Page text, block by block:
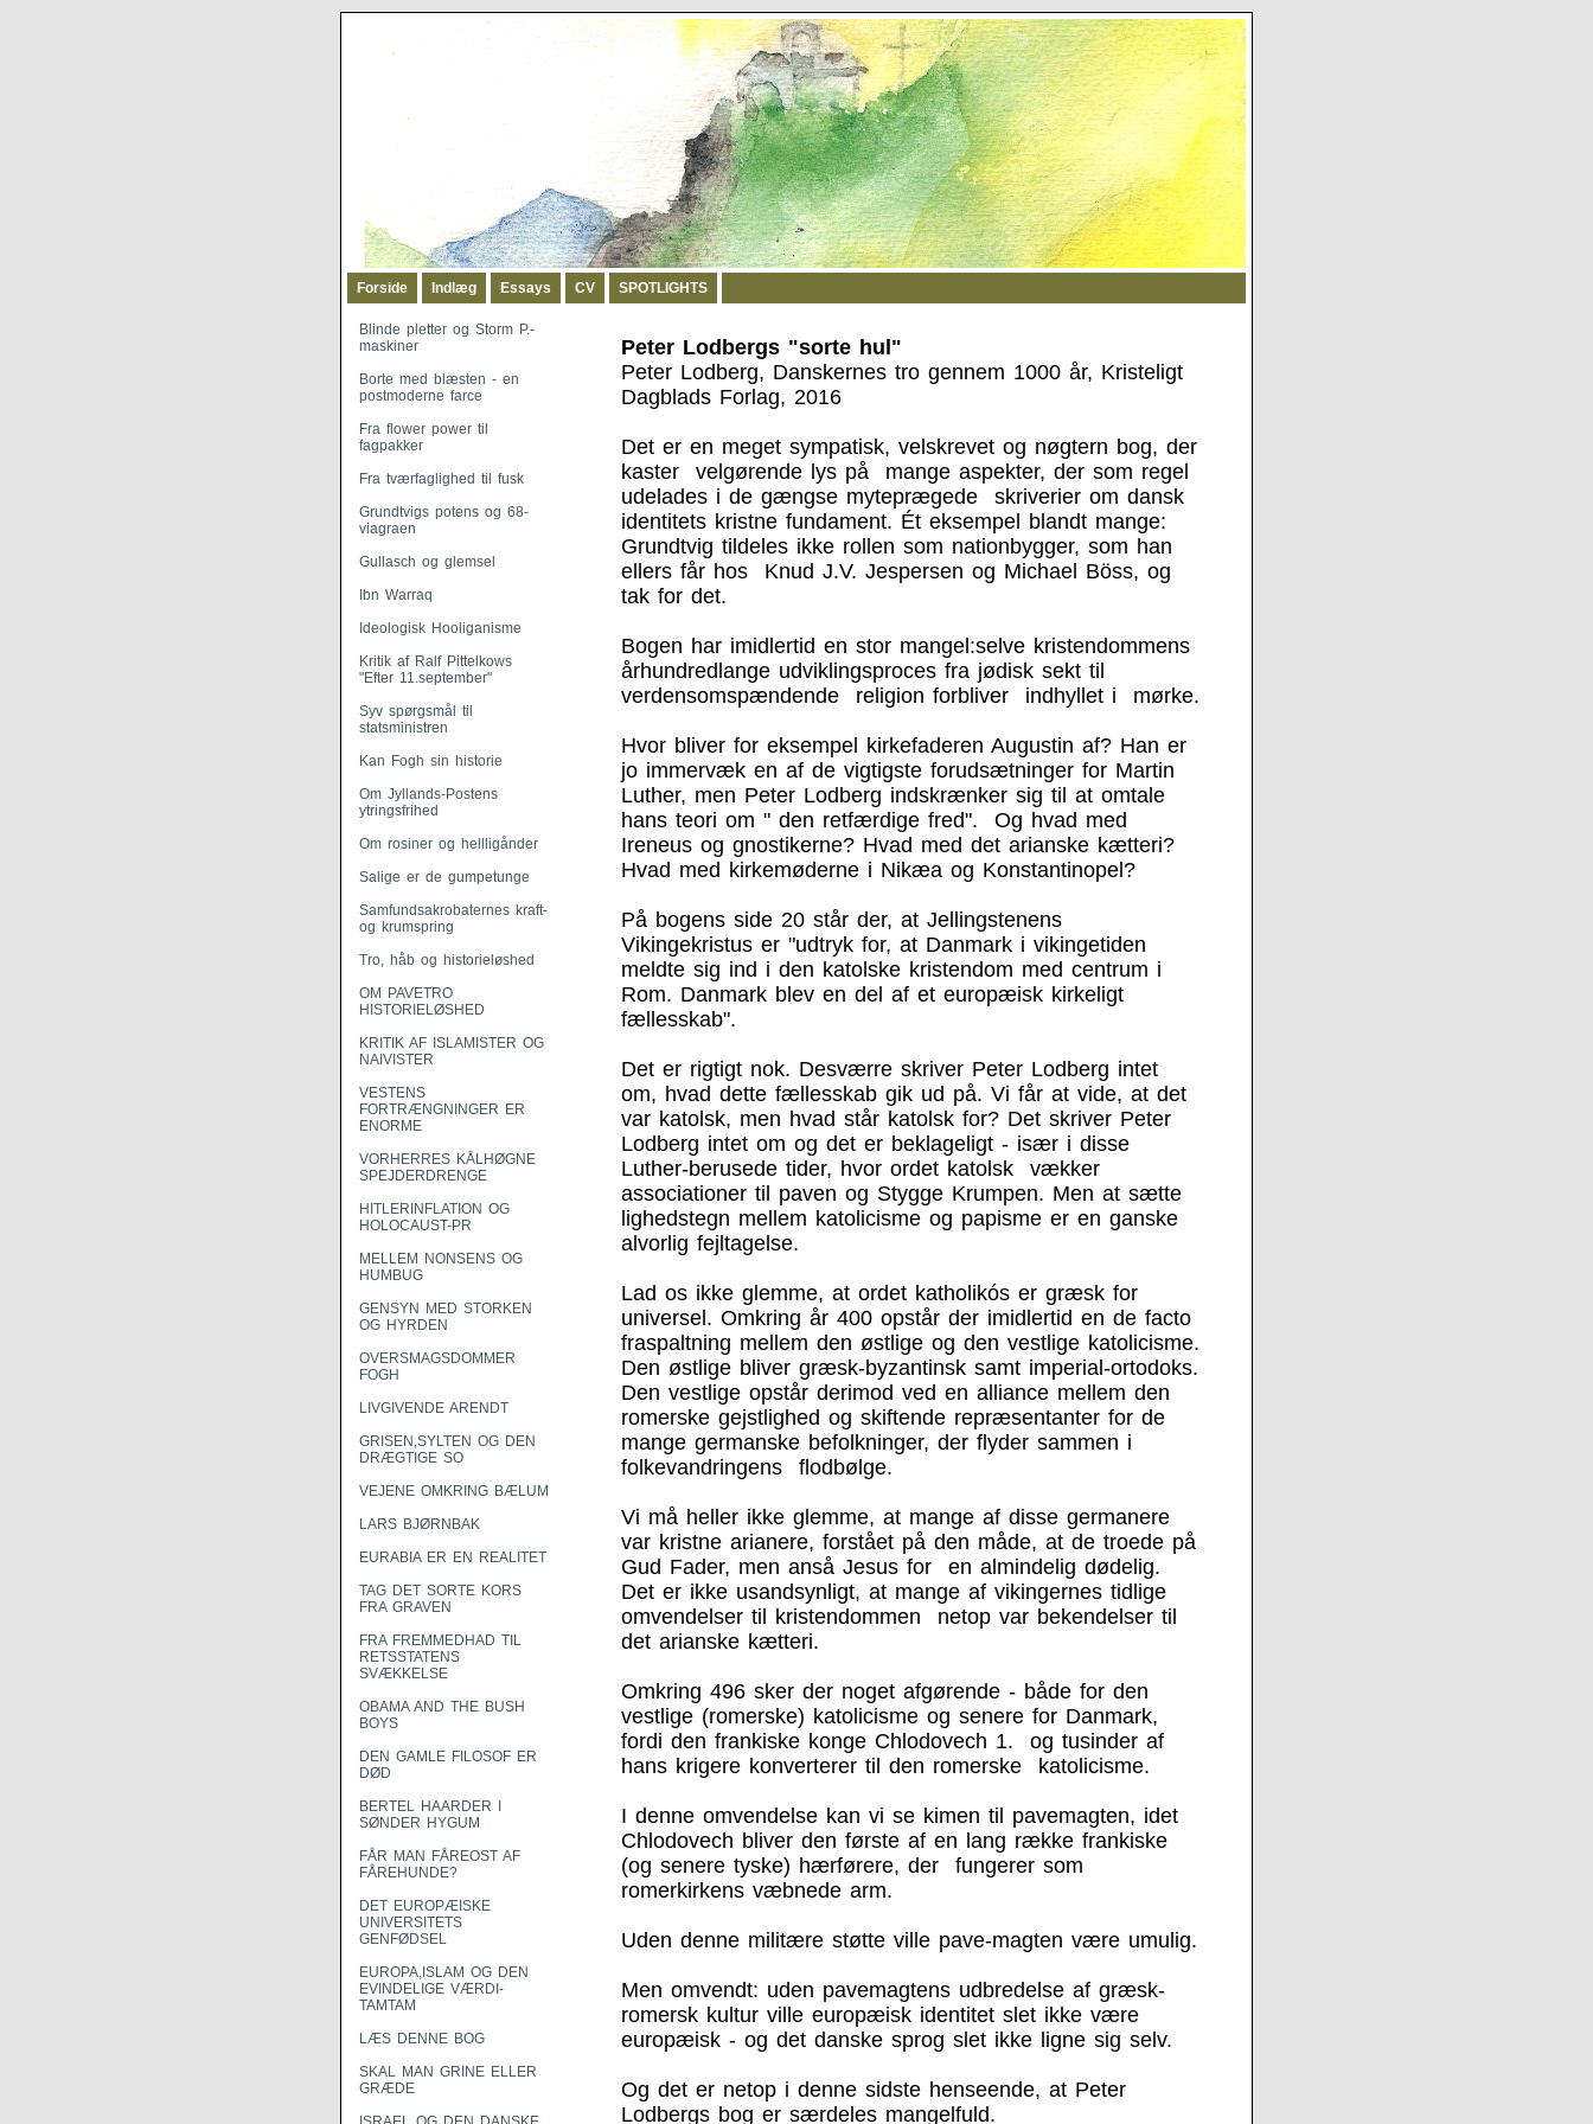
Forside Indlæg Essays CV SPOTLIGHTS
Blinde pletter og Storm P.-
maskiner
Borte med blæsten - en
postmoderne farce
Fra flower power til
fagpakker
Fra tværfaglighed til fusk
Grundtvigs potens og 68-
viagraen
Gullasch og glemsel
Ibn Warraq
Ideologisk Hooliganisme
Kritik af Ralf Pittelkows
"Efter 11.september"
Syv spørgsmål til
statsministren
Kan Fogh sin historie
Om Jyllands-Postens
ytringsfrihed
Om rosiner og hellligånder
Salige er de gumpetunge
Samfundsakrobaternes kraft-
og krumspring
Tro, håb og historieløshed
OM PAVETRO
HISTORIELØSHED
KRITIK AF ISLAMISTER OG
NAIVISTER
VESTENS
FORTRÆNGNINGER ER
ENORME
VORHERRES KÅLHØGNE
SPEJDERDRENGE
HITLERINFLATION OG
HOLOCAUST-PR
MELLEM NONSENS OG
HUMBUG
GENSYN MED STORKEN
OG HYRDEN
OVERSMAGSDOMMER
FOGH
LIVGIVENDE ARENDT
GRISEN,SYLTEN OG DEN
DRÆGTIGE SO
VEJENE OMKRING BÆLUM
LARS BJØRNBAK
EURABIA ER EN REALITET
TAG DET SORTE KORS
FRA GRAVEN
FRA FREMMEDHAD TIL
RETSSTATENS
SVÆKKELSE
OBAMA AND THE BUSH
BOYS
DEN GAMLE FILOSOF ER
DØD
BERTEL HAARDER I
SØNDER HYGUM
FÅR MAN FÅREOST AF
FÅREHUNDE?
DET EUROPÆISKE
UNIVERSITETS
GENFØDSEL
EUROPA,ISLAM OG DEN
EVINDELIGE VÆRDI-
TAMTAM
LÆS DENNE BOG
SKAL MAN GRINE ELLER
GRÆDE
Peter Lodbergs "sorte hul"
Peter Lodberg, Danskernes tro gennem 1000 år, Kristeligt
Dagblads Forlag, 2016
Det er en meget sympatisk, velskrevet og nøgtern bog, der
kaster velgørende lys på mange aspekter, der som regel
udelades i de gængse myteprægede skriverier om dansk
identitets kristne fundament. Ét eksempel blandt mange:
Grundtvig tildeles ikke rollen som nationbygger, som han
ellers får hos Knud J.V. Jespersen og Michael Böss, og
tak for det.
Bogen har imidlertid en stor mangel:selve kristendommens
århundredlange udviklingsproces fra jødisk sekt til
verdensomspændende religion forbliver indhyllet i mørke.
Hvor bliver for eksempel kirkefaderen Augustin af? Han er
jo immervæk en af de vigtigste forudsætninger for Martin
Luther, men Peter Lodberg indskrænker sig til at omtale
hans teori om " den retfærdige fred". Og hvad med
Ireneus og gnostikerne? Hvad med det arianske kætteri?
Hvad med kirkemøderne i Nikæa og Konstantinopel?
På bogens side 20 står der, at Jellingstenens
Vikingekristus er "udtryk for, at Danmark i vikingetiden
meldte sig ind i den katolske kristendom med centrum i
Rom. Danmark blev en del af et europæisk kirkeligt
fællesskab".
Det er rigtigt nok. Desværre skriver Peter Lodberg intet
om, hvad dette fællesskab gik ud på. Vi får at vide, at det
var katolsk, men hvad står katolsk for? Det skriver Peter
Lodberg intet om og det er beklageligt - især i disse
Luther-berusede tider, hvor ordet katolsk vækker
associationer til paven og Stygge Krumpen. Men at sætte
lighedstegn mellem katolicisme og papisme er en ganske
alvorlig fejltagelse.
Lad os ikke glemme, at ordet katholikós er græsk for
universel. Omkring år 400 opstår der imidlertid en de facto
fraspaltning mellem den østlige og den vestlige katolicisme.
Den østlige bliver græsk-byzantinsk samt imperial-ortodoks.
Den vestlige opstår derimod ved en alliance mellem den
romerske gejstlighed og skiftende repræsentanter for de
mange germanske befolkninger, der flyder sammen i
folkevandringens flodbølge.
Vi må heller ikke glemme, at mange af disse germanere
var kristne arianere, forstået på den måde, at de troede på
Gud Fader, men anså Jesus for en almindelig dødelig.
Det er ikke usandsynligt, at mange af vikingernes tidlige
omvendelser til kristendommen netop var bekendelser til
det arianske kætteri.
Omkring 496 sker der noget afgørende - både for den
vestlige (romerske) katolicisme og senere for Danmark,
fordi den frankiske konge Chlodovech 1. og tusinder af
hans krigere konverterer til den romerske katolicisme.
I denne omvendelse kan vi se kimen til pavemagten, idet
Chlodovech bliver den første af en lang række frankiske
(og senere tyske) hærførere, der fungerer som
romerkirkens væbnede arm.
Uden denne militære støtte ville pave-magten være umulig.
Men omvendt: uden pavemagtens udbredelse af græsk-
romersk kultur ville europæisk identitet slet ikke være
europæisk - og det danske sprog slet ikke ligne sig selv.
Og det er netop i denne sidste henseende, at Peter
Lodbergs bog er særdeles mangelfuld.